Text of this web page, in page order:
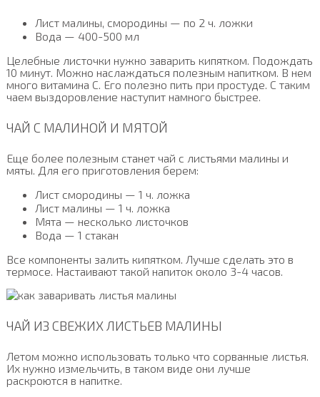
Лист малины, смородины — по 2 ч. ложки
Вода — 400-500 мл
Целебные листочки нужно заварить кипятком. Подождать
10 минут. Можно наслаждаться полезным напитком. В нем
много витамина C. Его полезно пить при простуде. С таким
чаем выздоровление наступит намного быстрее.
ЧАЙ С МАЛИНОЙ И МЯТОЙ
Еще более полезным станет чай с листьями малины и
мяты. Для его приготовления берем:
Лист смородины — 1 ч. ложка
Лист малины — 1 ч. ложка
Мята — несколько листочков
Вода — 1 стакан
Все компоненты залить кипятком. Лучше сделать это в
термосе. Настаивают такой напиток около 3-4 часов.
ЧАЙ ИЗ СВЕЖИХ ЛИСТЬЕВ МАЛИНЫ
Летом можно использовать только что сорванные листья.
Их нужно измельчить, в таком виде они лучше
раскроются в напитке.